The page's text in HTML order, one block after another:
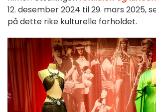
12. desember 2024 til 29. mars 2025,
på dette rike kulturelle forholdet.